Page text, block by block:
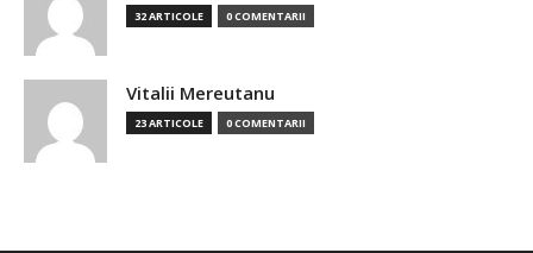
32 ARTICOLE 0 COMENTARII
Vitalii Mereutanu
23 ARTICOLE 0 COMENTARII